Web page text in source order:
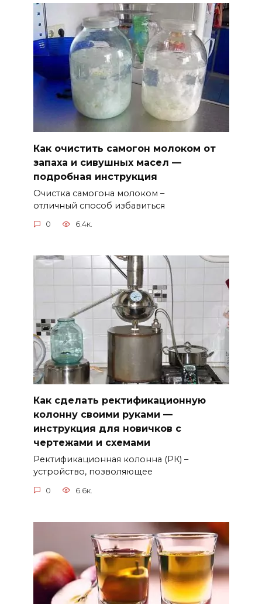
Как очистить самогон молоком от
запаха и сивушных масел —
подробная инструкция
Очистка самогона молоком –
отличный способ избавиться
0 6.4к.
Как сделать ректификационную
колонну своими руками —
инструкция для новичков с
чертежами и схемами
Ректификационная колонна (РК) –
устройство, позволяющее
0 6.6к.